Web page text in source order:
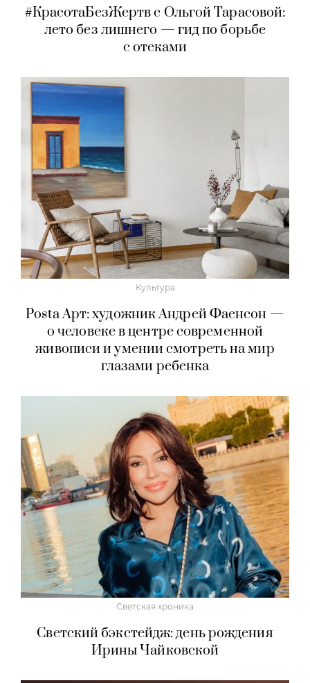
#КрасотаБезЖертв с Ольгой Тарасовой:
лето без лишнего — гид по борьбе
с отеками
Культура
Posta Арт: художник Андрей Фаенсон —
о человеке в центре современной
живописи и умении смотреть на мир
глазами ребенка
Светская хроника
Светский бэкстейдж: день рождения
Ирины Чайковской